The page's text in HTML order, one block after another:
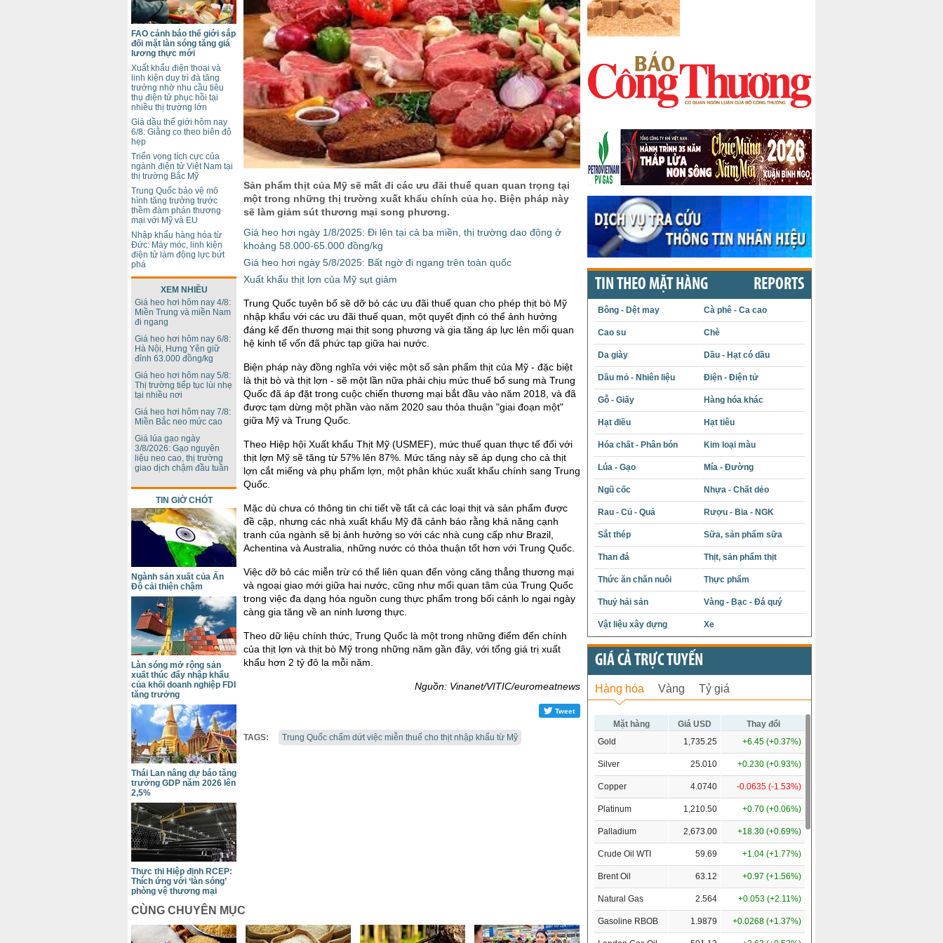
Sản phẩm thịt của Mỹ sẽ mất đi các ưu đãi thuế quan quan trọng tại
một trong những thị trường xuất khẩu chính của họ. Biện pháp này
sẽ làm giảm sút thương mại song phương.
Giá heo hơi ngày 1/8/2025: Đi lên tại cả ba miền, thị trường dao động ở
khoảng 58.000-65.000 đồng/kg
Giá heo hơi ngày 5/8/2025: Bất ngờ đi ngang trên toàn quốc
Xuất khẩu thịt lợn của Mỹ sụt giảm
Trung Quốc tuyên bố sẽ dỡ bỏ các ưu đãi thuế quan cho phép thịt bò Mỹ
nhập khẩu với các ưu đãi thuế quan, một quyết định có thể ảnh hưởng
đáng kể đến thương mại thịt song phương và gia tăng áp lực lên mối quan
hệ kinh tế vốn đã phức tạp giữa hai nước.
Biện pháp này đồng nghĩa với việc một số sản phẩm thịt của Mỹ - đặc biệt
là thịt bò và thịt lợn - sẽ một lần nữa phải chịu mức thuế bổ sung mà Trung
Quốc đã áp đặt trong cuộc chiến thương mại bắt đầu vào năm 2018, và đã
được tạm dừng một phần vào năm 2020 sau thỏa thuận "giai đoạn một"
giữa Mỹ và Trung Quốc.
Theo Hiệp hội Xuất khẩu Thịt Mỹ (USMEF), mức thuế quan thực tế đối với
thịt lợn Mỹ sẽ tăng từ 57% lên 87%. Mức tăng này sẽ áp dụng cho cả thịt
lợn cắt miếng và phụ phẩm lợn, một phân khúc xuất khẩu chính sang Trung
Quốc.
Mặc dù chưa có thông tin chi tiết về tất cả các loại thịt và sản phẩm được
đề cập, nhưng các nhà xuất khẩu Mỹ đã cảnh báo rằng khả năng cạnh
tranh của ngành sẽ bị ảnh hưởng so với các nhà cung cấp như Brazil,
Achentina và Australia, những nước có thỏa thuận tốt hơn với Trung Quốc.
Việc dỡ bỏ các miễn trừ có thể liên quan đến vòng căng thẳng thương mại
và ngoại giao mới giữa hai nước, cũng như mối quan tâm của Trung Quốc
trong việc đa dạng hóa nguồn cung thực phẩm trong bối cảnh lo ngại ngày
càng gia tăng về an ninh lương thực.
Theo dữ liệu chính thức, Trung Quốc là một trong những điểm đến chính
của thịt lợn và thịt bò Mỹ trong những năm gần đây, với tổng giá trị xuất
khẩu hơn 2 tỷ đô la mỗi năm.
Nguồn: Vinanet/VITIC/euromeatnews
Tweet
TAGS: Trung Quốc chấm dứt việc miễn thuế cho thịt nhập khẩu từ Mỹ
FAO cảnh báo thế giới sắp
đối mặt làn sóng tăng giá
lương thực mới
Xuất khẩu điện thoại và
linh kiện duy trì đà tăng
trưởng nhờ nhu cầu tiêu
thụ điện tử phục hồi tại
nhiều thị trường lớn
Giá dầu thế giới hôm nay
6/8: Giằng co theo biên độ
hẹp
Triển vọng tích cực của
ngành điện tử Việt Nam tại
thị trường Bắc Mỹ
Trung Quốc bảo vệ mô
hình tăng trưởng trước
thềm đàm phán thương
mại với Mỹ và EU
Nhập khẩu hàng hóa từ
Đức: Máy móc, linh kiện
điện tử làm động lực bứt
phá
XEM NHIỀU
Giá heo hơi hôm nay 4/8:
Miền Trung và miền Nam
đi ngang
Giá heo hơi hôm nay 6/8:
Hà Nội, Hưng Yên giữ
đỉnh 63.000 đồng/kg
Giá heo hơi hôm nay 5/8:
Thị trường tiếp tục lùi nhẹ
tại nhiều nơi
Giá heo hơi hôm nay 7/8:
Miền Bắc neo mức cao
Giá lúa gạo ngày
3/8/2026: Gạo nguyên
liệu neo cao, thị trường
giao dịch chậm đầu tuần
TIN GIỜ CHÓT
Ngành sản xuất của Ấn
Độ cải thiện chậm
Làn sóng mở rộng sản
xuất thúc đẩy nhập khẩu
của khối doanh nghiệp FDI
tăng trưởng
Thái Lan nâng dự báo tăng
trưởng GDP năm 2026 lên
2,5%
Thực thi Hiệp định RCEP:
Thích ứng với ‘làn sóng’
phòng vệ thương mại
CÙNG CHUYÊN MỤC
TIN THEO MẶT HÀNG REPORTS
Bông - Dệt may Cà phê - Ca cao
Cao su Chè
Da giày Dầu - Hạt có dầu
Dầu mỏ - Nhiên liệu Điện - Điện tử
Gỗ - Giấy Hàng hóa khác
Hạt điều Hạt tiêu
Hóa chất - Phân bón Kim loại màu
Lúa - Gạo Mía - Đường
Ngũ cốc Nhựa - Chất dẻo
Rau - Củ - Quả Rượu - Bia - NGK
Sắt thép Sữa, sản phẩm sữa
Than đá Thịt, sản phẩm thịt
Thức ăn chăn nuôi Thực phẩm
Thuỷ hải sản Vàng - Bạc - Đá quý
Vật liệu xây dựng Xe
GIÁ CẢ TRỰC TUYẾN
Hàng hóa Vàng Tỷ giá
Mặt hàng Giá USD
Thay đổi
Gold
1,735.25 +6.45 (+0.37%)
Silver 25.010 +0.230 (+0.93%)
Copper 4.0740 -0.0635 (-1.53%)
Platinum 1,210.50 +0.70 (+0.06%)
Palladium 2,673.00 +18.30 (+0.69%)
Crude Oil WTI 59.69 +1.04 (+1.77%)
Brent Oil 63.12 +0.97 (+1.56%)
Natural Gas 2.564 +0.053 (+2.11%)
Gasoline RBOB 1.9879 +0.0268 (+1.37%)